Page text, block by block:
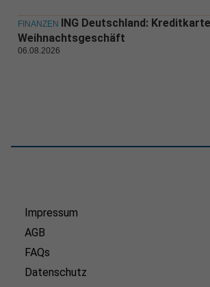
FINANZEN ING Deutschland:
Weihnachtsgeschäft
06.08.2026
Impressum
AGB
FAQs
Datenschutz